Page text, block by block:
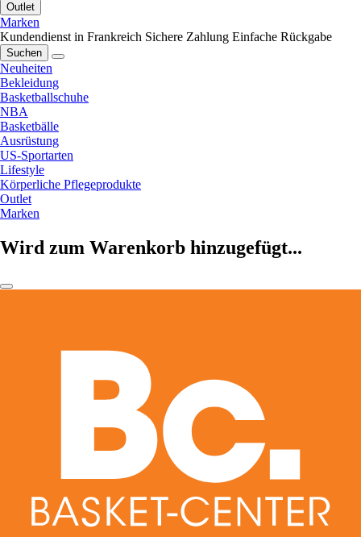
Outlet
Marken
Kundendienst in Frankreich Sichere Zahlung Einfache Rückgabe
Suchen
Neuheiten
Bekleidung
Basketballschuhe
NBA
Basketbälle
Ausrüstung
US-Sportarten
Lifestyle
Körperliche Pflegeprodukte
Outlet
Marken
Wird zum Warenkorb hinzugefügt...